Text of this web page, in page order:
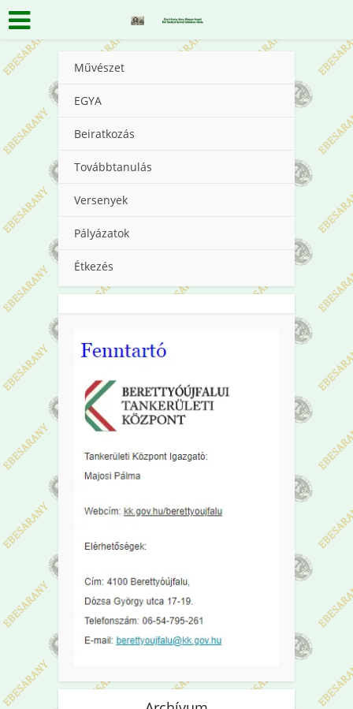
Művészet
EGYA
Beiratkozás
Továbbtanulás
Versenyek
Pályázatok
Étkezés